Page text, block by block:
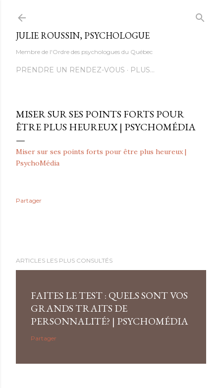
JULIE ROUSSIN, PSYCHOLOGUE
Membre de l'Ordre des psychologues du Québec
PRENDRE UN RENDEZ-VOUS PLUS…
MISER SUR SES POINTS FORTS POUR
ÊTRE PLUS HEUREUX | PSYCHOMÉDIA
Miser sur ses points forts pour être plus heureux |
PsychoMédia
Partager
ARTICLES LES PLUS CONSULTÉS
FAITES LE TEST : QUELS SONT VOS
GRANDS TRAITS DE
PERSONNALITÉ? | PSYCHOMÉDIA
Partager